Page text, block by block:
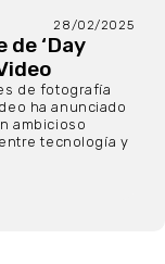
28/02/2025
‘Day
de fotografía
ha anunciado
ambicioso
tecnología y